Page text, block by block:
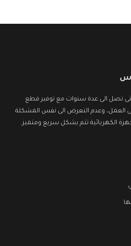
تصل الى عدة سنوات مع توفير قطع
العمل، وعدم التعرض الى نفس المشكلة
الكهربائية تتم بشكل سريع ومتميز.